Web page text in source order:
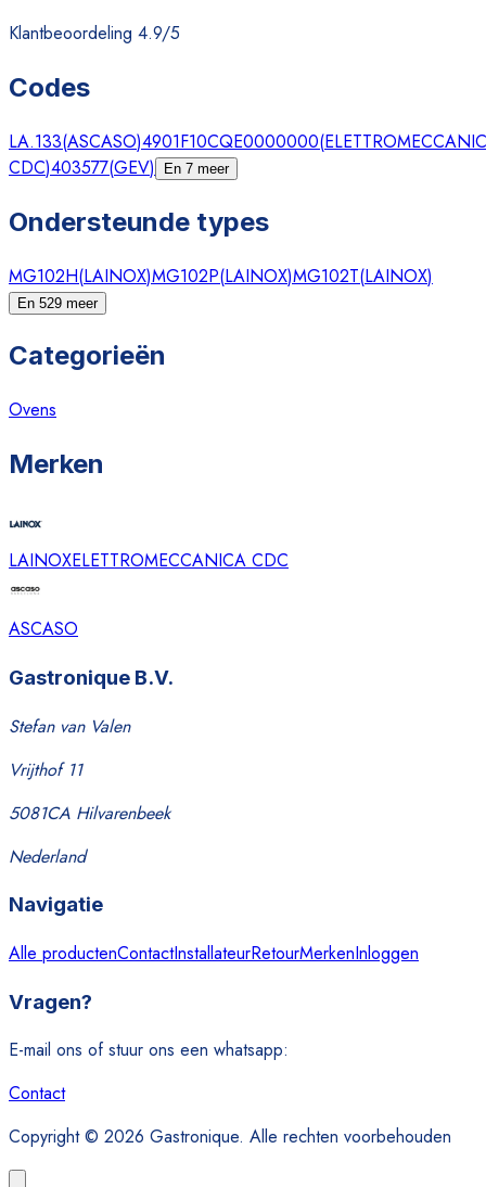
Klantbeoordeling 4.9/5
Codes
LA.133(ASCASO)4901F10CQE0000000(
CDC)403577(GEV) En 7 meer
Ondersteunde types
MG102H(LAINOX)MG102P(LAINOX)MG102T(LAINOX)
En 529 meer
Categorieën
Ovens
Merken
LAINOXELETTROMECCANICA CDC
ASCASO
Gastronique B.V.
Stefan van Valen
Vrijthof 11
5081CA Hilvarenbeek
Nederland
Navigatie
Alle productenContactInstallateurRetourMerkenInloggen
Vragen?
E-mail ons of stuur ons een whatsapp:
Contact
Copyright © 2026 Gastronique. Alle rechten voorbehouden